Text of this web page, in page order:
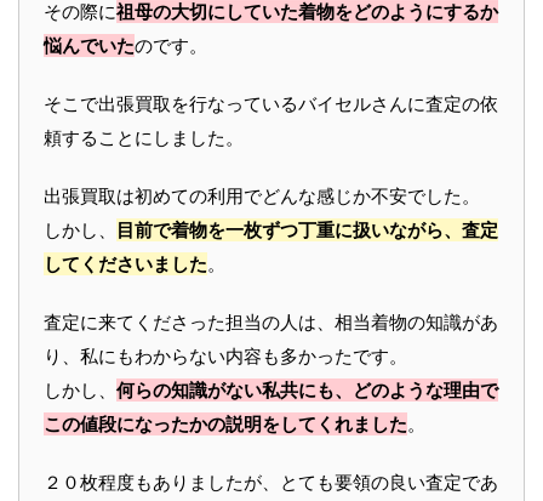
その際に祖母の大切にしていた着物をどのようにするか
悩んでいたのです。
そこで出張買取を行なっているバイセルさんに査定の依
頼することにしました。
出張買取は初めての利用でどんな感じか不安でした。
しかし、
目前で着物を一枚ずつ丁重に扱いながら、査定
してくださいました。
査定に来てくださった担当の人は、相当着物の知識があ
り、私にもわからない内容も多かったです。
しかし、 何らの知識がない私共にも、どのような理由で
この値段になったかの説明をしてくれました。
２０枚程度もありましたが、とても要領の良い査定であ